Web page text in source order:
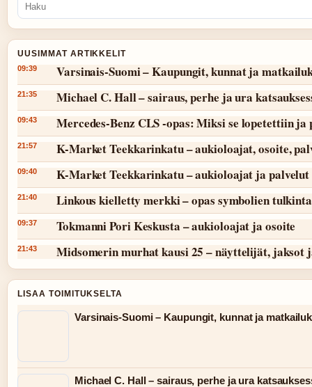
UUSIMMAT ARTIKKELIT
09:39 Varsinais-Suomi – Kaupungit, kunnat ja
21:35 Michael C. Hall – sairaus, perhe ja ura
09:43 Mercedes-Benz CLS -opas: Miksi se lopetettiin
21:57 K-Market Teekkarinkatu – aukioloajat, osoite,
09:40 K-Market Teekkarinkatu – aukioloajat ja palvelut
21:40 Linkous kielletty merkki – opas symbolien
09:37 Tokmanni Pori Keskusta – aukioloajat ja osoite
21:43 Midsomerin murhat kausi 25 – näyttelijät, jaksot
LISAA TOIMITUKSELTA
Varsinais-Suomi – Kaupungit, kunnat ja
Michael C. Hall – sairaus, perhe ja ura